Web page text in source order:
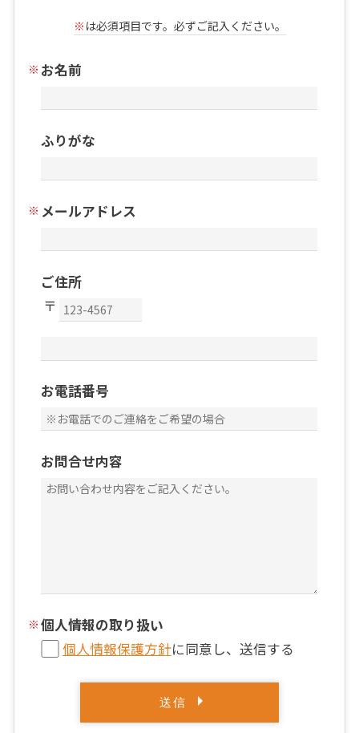
※ は必須項目です。必ずご記入ください。
お名前
ふりがな
メールアドレス
ご住所
お電話番号
お問合せ内容
個人情報の取り扱い
個人情報保護方針に同意し、送信する